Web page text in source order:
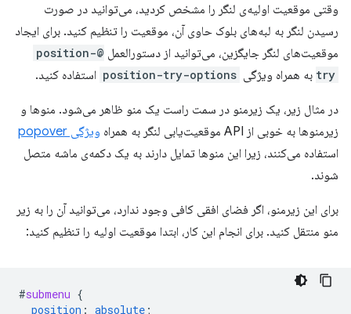
وقتی موقعیت اولیه‌ی لنگر را مشخص کردید، می‌توانید در صورت
رسیدن لنگر به لبه‌های بلوک حاوی آن، موقعیت را تنظیم کنید. برای ایجاد
موقعیت‌های لنگر جایگزین، می‌توانید از دستورالعمل
@position-
try به همراه ویژگی position-try-options استفاده کنید.
در مثال زیر، یک زیرمنو در سمت راست یک منو ظاهر می‌شود. منوها و
زیرمنوها به خوبی از API موقعیت‌یابی لنگر به همراه
ویژگی popover
استفاده می‌کنند، زیرا این منوها تمایل دارند به یک دکمه‌ی ماشه متصل
شوند.
برای این زیرمنو، اگر فضای افقی کافی وجود ندارد، می‌توانید آن را به زیر
منو منتقل کنید. برای انجام این کار، ابتدا موقعیت اولیه را تنظیم کنید:
#submenu {
position : absolute ;